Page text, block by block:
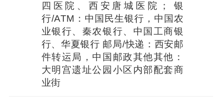
四医院、西安唐城医院； 银
行/ATM：中国民生银行，中国农
业银行、秦农银行、中国工商银
行、华夏银行 邮局/快递：西安邮
件转运局，中国邮政其他其他：
大明宫遗址公园小区内部配套商
业街